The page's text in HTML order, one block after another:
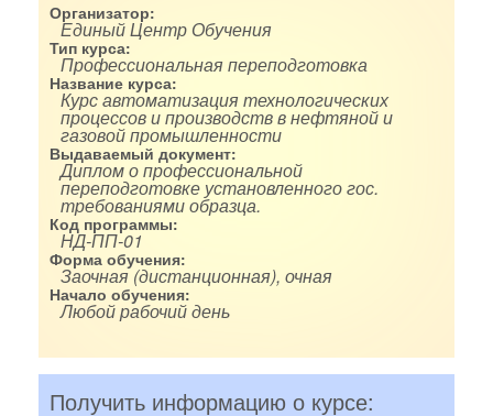
Организатор:
Единый Центр Обучения
Тип курса:
Профессиональная переподготовка
Название курса:
Курс автоматизация технологических
процессов и производств в нефтяной и
газовой промышленности
Выдаваемый документ:
Диплом о профессиональной
переподготовке установленного гос.
требованиями образца.
Код программы:
НД-ПП-01
Форма обучения:
Заочная (дистанционная), очная
Начало обучения:
Любой рабочий день
Получить информацию о курсе: